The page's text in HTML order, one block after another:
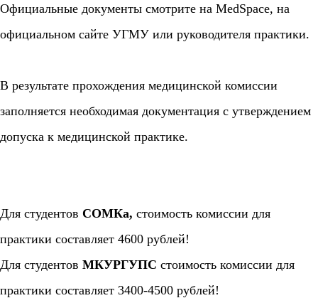
Официальные документы смотрите на MedSpace, на
официальном сайте УГМУ или руководителя практики.
В результате прохождения медицинской комиссии
заполняется необходимая документация с утверждением
допуска к медицинской практике.
Для студентов СОМКа, стоимость комиссии для
практики составляет 4600 рублей!
Для студентов МКУРГУПС стоимость комиссии для
практики составляет 3400-4500 рублей!